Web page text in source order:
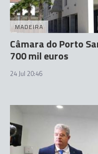
MADEIRA
Câmara do Porto
700 mil euros
24 Jul 20:46